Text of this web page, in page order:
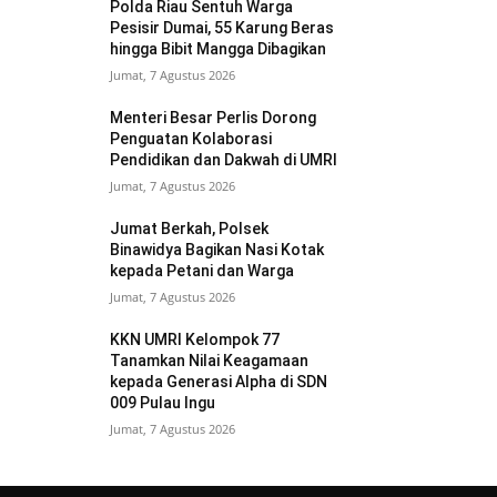
Polda Riau Sentuh Warga
Pesisir Dumai, 55 Karung Beras
hingga Bibit Mangga Dibagikan
Jumat, 7 Agustus 2026
Menteri Besar Perlis Dorong
Penguatan Kolaborasi
Pendidikan dan Dakwah di UMRI
Jumat, 7 Agustus 2026
Jumat Berkah, Polsek
Binawidya Bagikan Nasi Kotak
kepada Petani dan Warga
Jumat, 7 Agustus 2026
KKN UMRI Kelompok 77
Tanamkan Nilai Keagamaan
kepada Generasi Alpha di SDN
009 Pulau Ingu
Jumat, 7 Agustus 2026